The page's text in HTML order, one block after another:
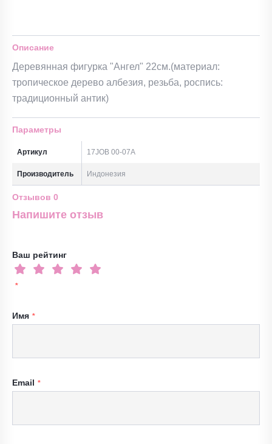
Описание
Деревянная фигурка "Ангел" 22см.(материал:
тропическое дерево албезия, резьба, роспись:
традиционный антик)
Параметры
Артикул 17JOB 00-07A
Производитель Индонезия
Отзывов 0
Напишите отзыв
Ваш рейтинг
Имя
Email